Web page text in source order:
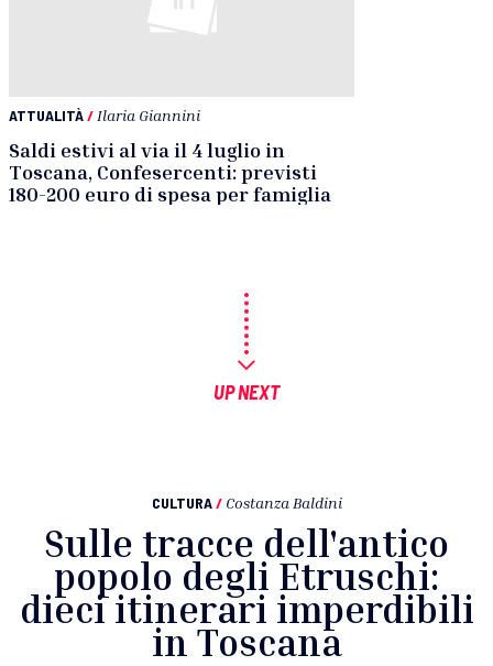
ATTUALITÀ/ Ilaria Giannini
Saldi estivi al via il 4 luglio in
Toscana, Confesercenti: previsti
180-200 euro di spesa per famiglia
UP NEXT
CULTURA / Costanza Baldini
Sulle tracce dell'antico
popolo degli Etruschi:
dieci itinerari imperdibili
in Toscana